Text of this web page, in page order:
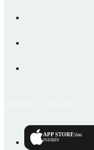
APP STORE'dan
İNDİRİN